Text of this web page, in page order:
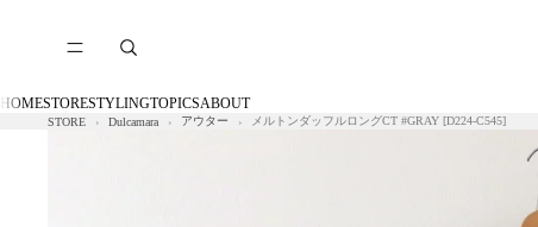
HOMESTORESTYLINGTOPICSABOUT
STORE Dulcamara アウター メルトンダッフルロングCT #GRAY [D224-C545]